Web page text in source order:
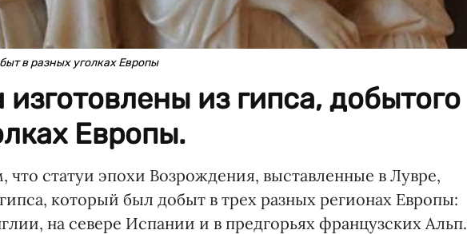
в разных уголках Европы
из гипса, добытого
Европы.
что статуи эпохи Возрождения, выставленные в Лувре,
который был добыт в трех разных регионах Европы:
на севере Испании и в предгорьях французских Альп.